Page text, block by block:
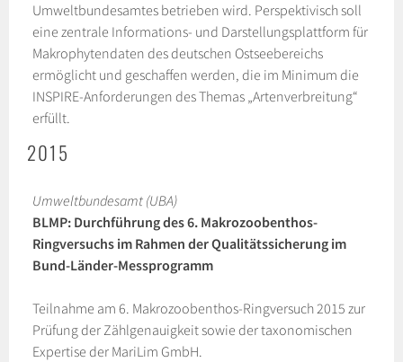
Umweltbundesamtes betrieben wird. Perspektivisch soll
eine zentrale Informations- und Darstellungsplattform für
Makrophytendaten des deutschen Ostseebereichs
ermöglicht und geschaffen werden, die im Minimum die
INSPIRE-Anforderungen des Themas „Artenverbreitung“
erfüllt.
2015
Umweltbundesamt (UBA)
BLMP: Durchführung des 6. Makrozoobenthos-
Ringversuchs im Rahmen der Qualitätssicherung im
Bund-Länder-Messprogramm
Teilnahme am 6. Makrozoobenthos-Ringversuch 2015 zur
Prüfung der Zählgenauigkeit sowie der taxonomischen
Expertise der MariLim GmbH.